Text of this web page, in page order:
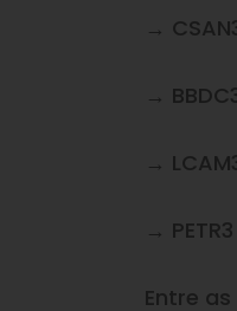
→
→
→
→
Entre